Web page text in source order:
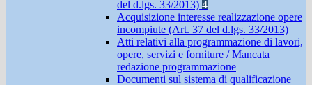
del d.lgs. 33/2013) 4
Acquisizione interesse realizzazione opere
incompiute (Art. 37 del d.lgs. 33/2013)
Atti relativi alla programmazione di lavori,
opere, servizi e forniture / Mancata
redazione programmazione
Documenti sul sistema di qualificazione